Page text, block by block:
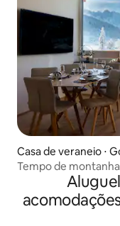
Casa de veraneio ⋅
Tempo de